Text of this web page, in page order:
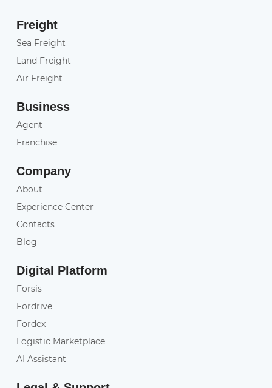
Freight
Sea Freight
Land Freight
Air Freight
Business
Agent
Franchise
Company
About
Experience Center
Contacts
Blog
Digital Platform
Forsis
Fordrive
Fordex
Logistic Marketplace
AI Assistant